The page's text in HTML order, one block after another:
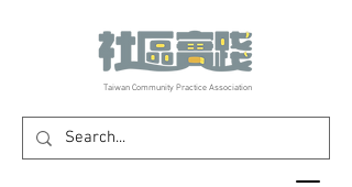
​Taiwan Community Practice Association